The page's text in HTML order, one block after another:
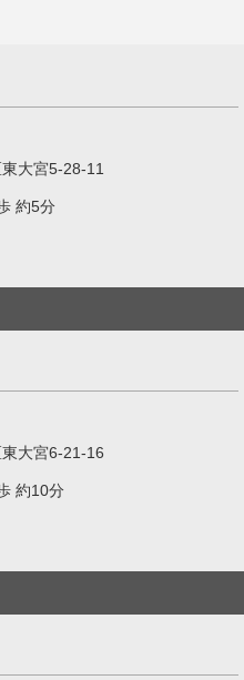
大宮5-28-11
約5分
大宮6-21-16
約10分